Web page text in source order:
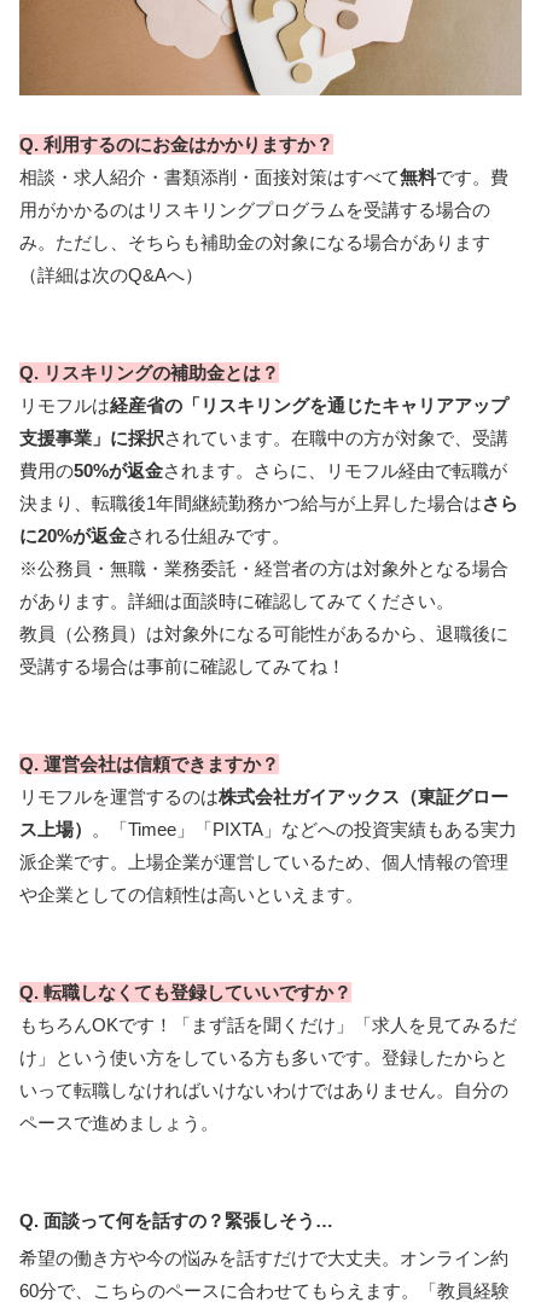
Q. 利用するのにお金はかかりますか？
相談・求人紹介・書類添削・面接対策はすべて無料です。費
用がかかるのはリスキリングプログラムを受講する場合の
み。ただし、そちらも補助金の対象になる場合があります
（詳細は次のQ&Aへ）
Q. リスキリングの補助金とは？
リモフルは経産省の「リスキリングを通じたキャリアアップ
支援事業」に採択されています。在職中の方が対象で、受講
費用の50%が返金されます。さらに、リモフル経由で転職が
決まり、転職後1年間継続勤務かつ給与が上昇した場合はさら
に20%が返金される仕組みです。
※公務員・無職・業務委託・経営者の方は対象外となる場合
があります。詳細は面談時に確認してみてください。
教員（公務員）は対象外になる可能性があるから、退職後に
受講する場合は事前に確認してみてね！
Q. 運営会社は信頼できますか？
リモフルを運営するのは株式会社ガイアックス（東証グロー
ス上場）
。「Timee」「PIXTA」などへの投資実績もある実力
派企業です。上場企業が運営しているため、個人情報の管理
や企業としての信頼性は高いといえます。
Q. 転職しなくても登録していいですか？
もちろんOKです！「まず話を聞くだけ」「求人を見てみるだ
け」という使い方をしている方も多いです。登録したからと
いって転職しなければいけないわけではありません。自分の
ペースで進めましょう。
Q. 面談って何を話すの？緊張しそう…
希望の働き方や今の悩みを話すだけで大丈夫。オンライン約
60分で、こちらのペースに合わせてもらえます。「教員経験